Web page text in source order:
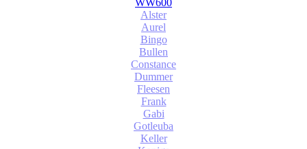
Alster
Aurel
Bingo
Bullen
Constance
Dummer
Fleesen
Frank
Gabi
Gotleuba
Keller